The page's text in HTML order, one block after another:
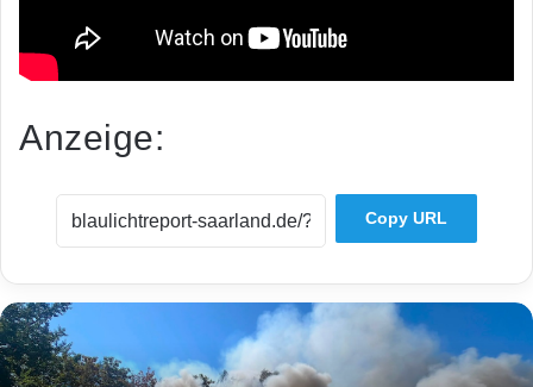
Anzeige:
Copy URL